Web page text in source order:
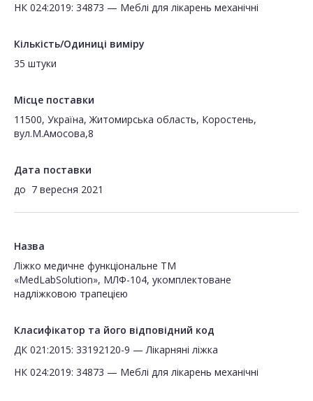
НК 024:2019: 34873 — Меблі для лікарень механічні
Кількість/Одиниці виміру
35 штуки
Місце поставки
11500, Україна, Житомирська область, Коростень,
вул.М.Амосова,8
Дата поставки
до 7 вересня 2021
Назва
Ліжко медичне функціональне TM
«MedLabSolution», МЛФ-104, укомплектоване
надліжковою трапецією
Класифікатор та його відповідний код
ДК 021:2015: 33192120-9 — Лікарняні ліжка
НК 024:2019: 34873 — Меблі для лікарень механічні